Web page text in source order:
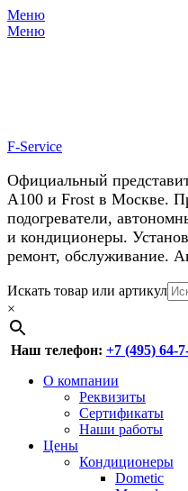
Меню
Меню
F-Service
Официальный
А100 и Frost в Москве.
подогреватели,
и кондиционеры.
ремонт, обслуживание.
Header
Right
Menu
Перейти
к
содержимому
Искать товар или артикул
×
Наш телефон: +7 (495) 64-
Основное
Перейти
содержимому
О компании
Реквизиты
Сертификаты
Наши работы
Цены
Кондиционеры
Dometic
У нас